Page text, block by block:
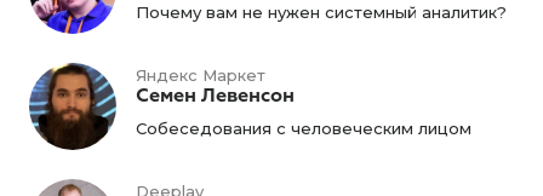
Почему вам не нужен системный аналитик?
Яндекс Маркет
Семен Левенсон
Собеседования с человеческим лицом
Deeplay